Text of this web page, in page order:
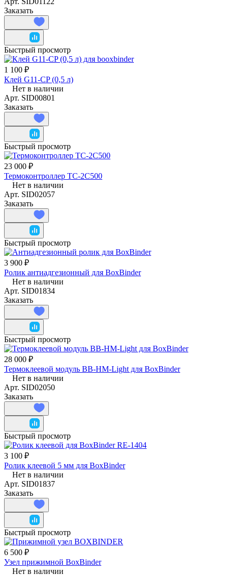
Заказать
Быстрый просмотр
1 100 ₽
Клей G11-CP (0,5 л)
Нет в наличии
Арт. SID00801
Заказать
Быстрый просмотр
23 000 ₽
Термоконтроллер TC-2С500
Нет в наличии
Арт. SID02057
Заказать
Быстрый просмотр
3 900 ₽
Ролик антиадгезионный для BoxBinder
Нет в наличии
Арт. SID01834
Заказать
Быстрый просмотр
28 000 ₽
Термоклеевой модуль BB-HM-Light для BoxBinder
Нет в наличии
Арт. SID02050
Заказать
Быстрый просмотр
3 100 ₽
Ролик клеевой 5 мм для BoxBinder
Нет в наличии
Арт. SID01837
Заказать
Быстрый просмотр
6 500 ₽
Узел прижимной BoxBinder
Нет в наличии